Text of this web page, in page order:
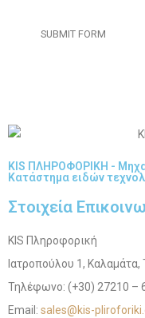
KIS ΠΛΗΡΟΦΟΡΙΚΗ -
Κατάστημα ειδών
Στοιχεία
KIS Πληροφορική
Ιατροπούλου 1,
Τηλέφωνο: (+30) 27210 –
Email: sales@kis-